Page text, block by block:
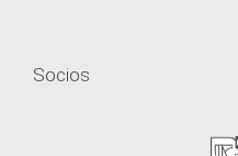
Socios